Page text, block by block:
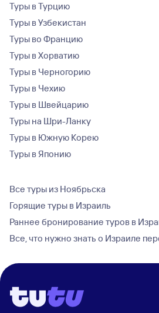
Туры в Турцию
Туры в Узбекистан
Туры во Францию
Туры в Хорватию
Туры в Черногорию
Туры в Чехию
Туры в Швейцарию
Туры на Шри-Ланку
Туры в Южную Корею
Туры в Японию
Все туры из Ноябрьска
Горящие туры в Израиль
Раннее бронирование туров в
Все, что нужно знать о Израиле